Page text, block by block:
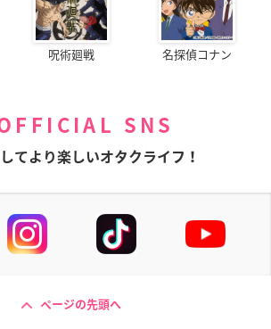
呪術廻戦 名探偵コナン
SNS
てより楽しいオタクライフ！
ページの先頭へ